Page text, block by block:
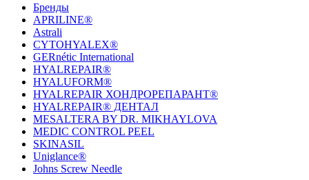
Бренды
APRILINE®
Astrali
CYTOHYALEX®
GERnétic International
HYALREPAIR®
HYALUFORM®
HYALREPAIR ХОНДРОРЕПАРАНТ®
HYALREPAIR® ДЕНТАЛ
MESALTERA BY DR. MIKHAYLOVA
MEDIC CONTROL PEEL
SKINASIL
Uniglance®
Johns Screw Needle